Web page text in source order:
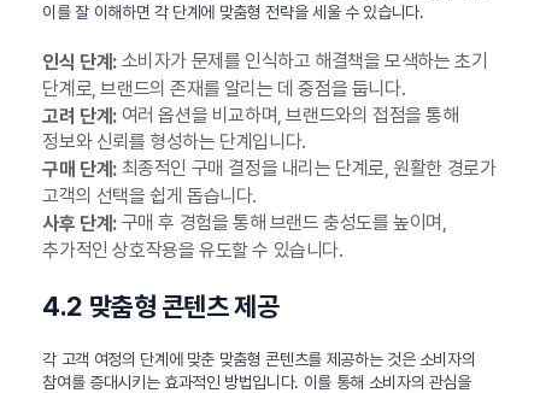
이를 잘 이해하면 각 단계에 맞춤형 전략을 세울 수 있습니다.
인식 단계:소비자가 문제를 인식하고 해결책을 모색하는 초기
단계로, 브랜드의 존재를 알리는 데 중점을 둡니다.
고려 단계:여러 옵션을 비교하며, 브랜드와의 접점을 통해
정보와 신뢰를 형성하는 단계입니다.
구매 단계:최종적인 구매 결정을 내리는 단계로, 원활한 경로가
고객의 선택을 쉽게 돕습니다.
사후 단계:구매 후 경험을 통해 브랜드 충성도를 높이며,
추가적인 상호작용을 유도할 수 있습니다.
4.2 맞춤형 콘텐츠 제공
각 고객 여정의 단계에 맞춘 맞춤형 콘텐츠를 제공하는 것은 소비자의
참여를 증대시키는 효과적인 방법입니다. 이를 통해 소비자의 관심을